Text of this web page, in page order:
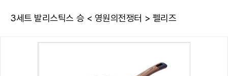
3세트 발리스틱스 승 < 영원의전쟁터 > 펠리즈